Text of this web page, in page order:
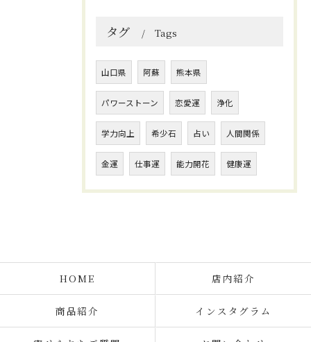
タグ Tags
山口県 阿蘇 熊本県
パワーストーン 恋愛運 浄化
学力向上 希少石 占い 人間関係
金運 仕事運 能力開花 健康運
HOME 店内紹介
商品紹介 インスタグラム